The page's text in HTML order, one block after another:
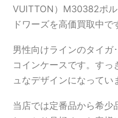
VUITTON）M30382ポ
ドワーズを高価買取中で
男性向けラインのタイガ
コインケースです。す
ュなデザインになってい
当店では定番品から希少